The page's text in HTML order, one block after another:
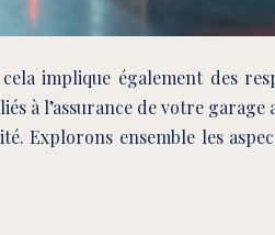
implique également des
à l’assurance de votre
Explorons ensemble les